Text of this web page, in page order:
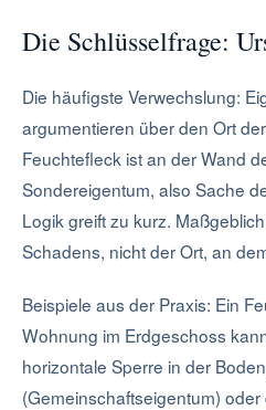
Die Schlüsselfrage:
Die häufigste Verwechslung:
argumentieren über den Ort
Feuchtefleck ist an der Wand
Sondereigentum, also Sache
Logik greift zu kurz.
Schadens, nicht der Ort, an
Beispiele aus der Praxis: Ein
Wohnung im Erdgeschoss
horizontale Sperre in der
(Gemeinschaftseigentum)